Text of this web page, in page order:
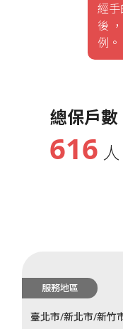
經
後
例。
總保戶數
616 人
服務地區
臺北市/新北市/新竹